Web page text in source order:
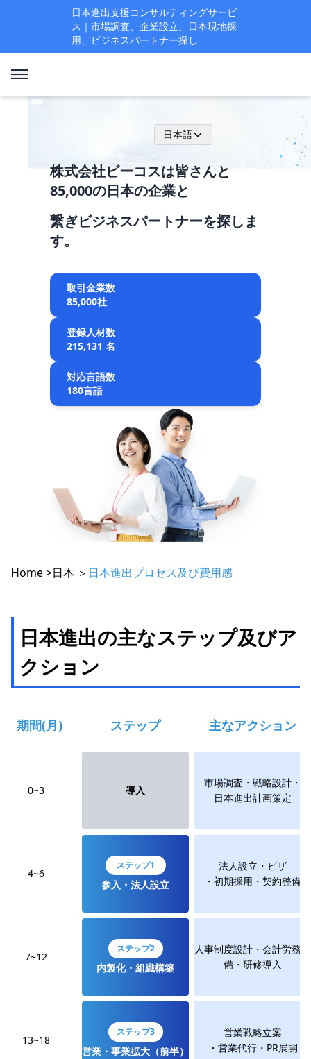
日本進出支援コンサルティングサービ
ス｜市場調査、企業設立、日本現地採
用、ビジネスパートナー探し
日本語
株式会社ビーコスは皆さんと
85,000の日本の企業と
繋ぎビジネスパートナーを探しま
す。
取引金業数
85,000社
登録人材数
215,131 名
対応言語数
180言語
Home >日本 ＞ 日本進出プロセス及び費用感
日本進出の主なステップ及びア
クション
期間(月) ステップ 主なアクション
0~3 導入
市場調査・戦略設計・
日本進出計画策定
4~6
ステップ1
参入・法人設立
法人設立・ビザ
・初期採用・契約整備
7~12
ステップ2
内製化・組織構築
人事制度設計・会計労務整
備・研修導入
13~18
ステップ3
営業・事業拡大（前半）
営業戦略立案
・営業代行・PR展開